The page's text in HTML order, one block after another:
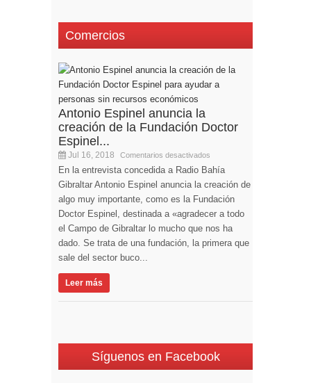
Comercios
Antonio Espinel anuncia la
creación de la Fundación Doctor
Espinel...
Jul 16, 2018 Comentarios desactivados
En la entrevista concedida a Radio Bahía
Gibraltar Antonio Espinel anuncia la creación de
algo muy importante, como es la Fundación
Doctor Espinel, destinada a «agradecer a todo
el Campo de Gibraltar lo mucho que nos ha
dado. Se trata de una fundación, la primera que
sale del sector buco...
Leer más
Síguenos en Facebook